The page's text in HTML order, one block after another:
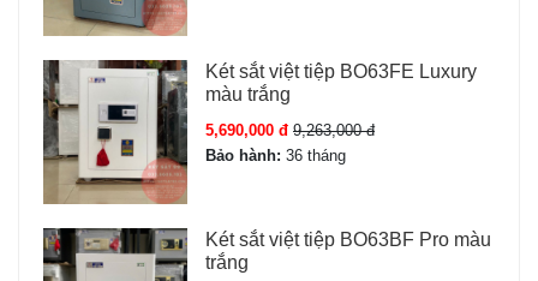
Két sắt việt tiệp BO63FE Luxury
màu trắng
5,690,000 đ 9,263,000 đ
Bảo hành: 36 tháng
Két sắt việt tiệp BO63BF Pro màu
trắng